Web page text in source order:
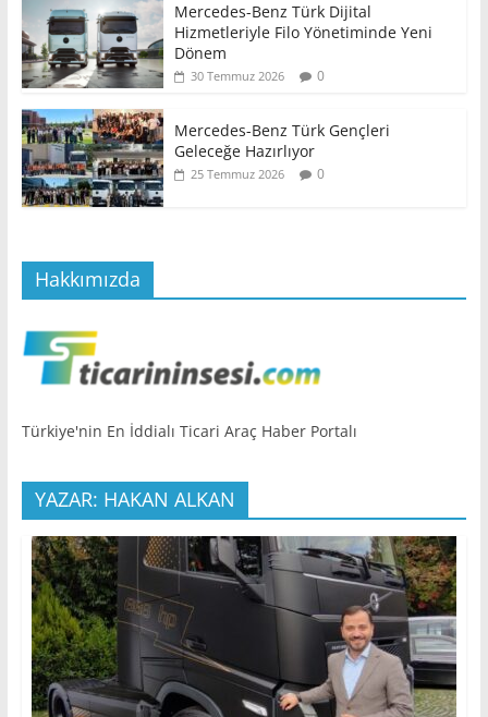
Mercedes-Benz Türk Dijital
Hizmetleriyle Filo Yönetiminde Yeni
Dönem
30 Temmuz 2026 0
Mercedes-Benz Türk Gençleri
Geleceğe Hazırlıyor
25 Temmuz 2026 0
Hakkımızda
Türkiye'nin En İddialı Ticari Araç Haber Portalı
YAZAR: HAKAN ALKAN